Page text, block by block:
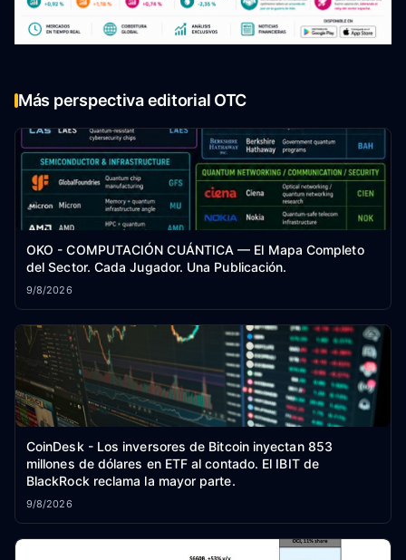
Más perspectiva editorial OTC
OKO - COMPUTACIÓN CUÁNTICA — El Mapa Completo
del Sector. Cada Jugador. Una Publicación.
9/8/2026
CoinDesk - Los inversores de Bitcoin inyectan 853
millones de dólares en ETF al contado. El IBIT de
BlackRock reclama la mayor parte.
9/8/2026